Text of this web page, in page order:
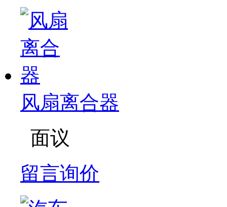
风扇离合器
面议
留言询价